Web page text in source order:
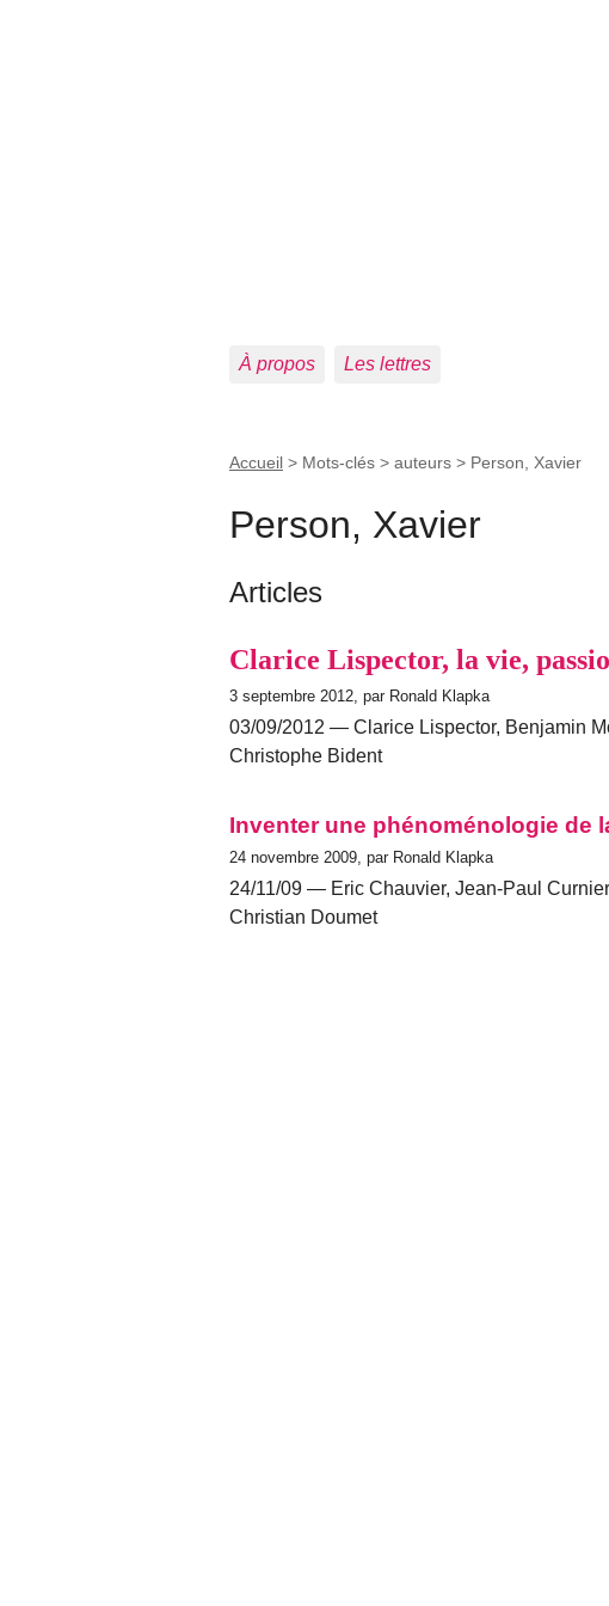
À propos Les lettres
Accueil > Mots-clés > auteurs > Person, Xavier
Person, Xavier
Articles
Clarice Lispector, la vie,
3 septembre 2012, par Ronald Klapka
03/09/2012 — Clarice Lispector, Benjamin
Christophe Bident
Inventer une phénoménologie de
24 novembre 2009, par Ronald Klapka
24/11/09 — Eric Chauvier, Jean-Paul
Christian Doumet